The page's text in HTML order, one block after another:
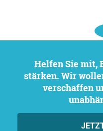
Helfen Sie mit, Bürgerbeteiligung zu
stärken. Wir
verschaffen